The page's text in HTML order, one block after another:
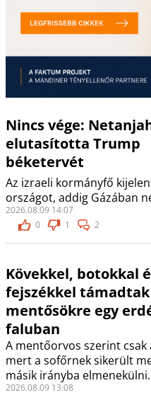
Nincs vége:
elutasította Trump
béketervét
Az izraeli kormányfő
országot, addig Gázában
2026.08.09 14:07
0
1 2
Kövekkel, botokkal
fejszékkel támadtak
mentősökre egy
faluban
A mentőorvos szerint csak
mert a sofőrnek sikerült
másik irányba elmenekülni.
2026.08.09 13:08